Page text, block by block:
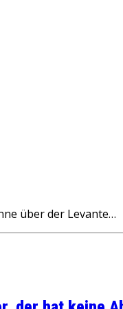
über der Levante…